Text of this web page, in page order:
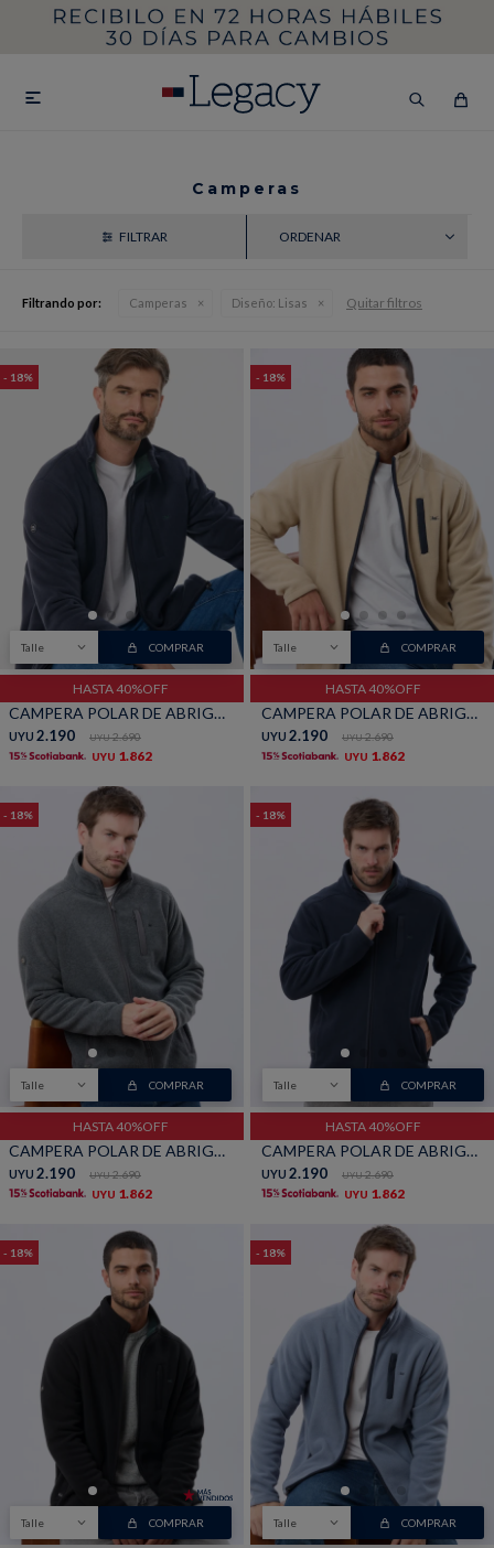

Camperas
Filtrando por: Camperas Diseño: Lisas Quitar filtros
18
Talle COMPRAR
HASTA 40%OFF
CAMPERA POLAR DE ABRIGO - Azul
UYU 2.190 UYU 2.690
UYU 1.862
18
Talle COMPRAR
HASTA 40%OFF
CAMPERA POLAR DE ABRIGO - Beige
UYU 2.190 UYU 2.690
UYU 1.862
18
Talle COMPRAR
HASTA 40%OFF
CAMPERA POLAR DE ABRIGO - Gris
UYU 2.190 UYU 2.690
UYU 1.862
18
Talle COMPRAR
HASTA 40%OFF
CAMPERA POLAR DE ABRIGO - Marino
UYU 2.190 UYU 2.690
UYU 1.862
18
Talle COMPRAR
18
Talle COMPRAR
MI CUENTA
HASTA 40%OFF SEGUNDA 50%
Remeras
Pantalones
Camperas Chalecos
Canguros Jeans
Shorts
Bolsos y valijas Accesorios
TALLES GRANDES Uniformes empresariales